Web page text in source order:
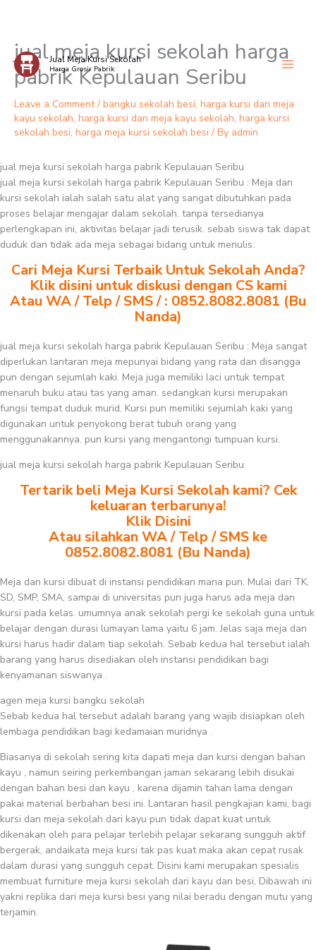
Skip
content
Jual Meja Kursi Sekolah
Harga Grosir Pabrik
jual meja kursi sekolah harga
pabrik Kepulauan Seribu
Leave a Comment / bangku sekolah besi, harga kursi dan meja
kayu sekolah, harga kursi dan meja kayu sekolah, harga kursi
sekolah besi, harga meja kursi sekolah besi / By admin
jual meja kursi sekolah harga pabrik Kepulauan Seribu
jual meja kursi sekolah harga pabrik Kepulauan Seribu : Meja dan
kursi sekolah ialah salah satu alat yang sangat dibutuhkan pada
proses belajar mengajar dalam sekolah. tanpa tersedianya
perlengkapan ini, aktivitas belajar jadi terusik. sebab siswa tak dapat
duduk dan tidak ada meja sebagai bidang untuk menulis.
Cari Meja Kursi Terbaik Untuk Sekolah Anda?
Klik disini untuk diskusi dengan CS kami
Atau WA / Telp / SMS / : 0852.8082.8081 (Bu
Nanda)
jual meja kursi sekolah harga pabrik Kepulauan Seribu : Meja sangat
diperlukan lantaran meja mepunyai bidang yang rata dan disangga
pun dengan sejumlah kaki. Meja juga memiliki laci untuk tempat
menaruh buku atau tas yang aman. sedangkan kursi merupakan
fungsi tempat duduk murid. Kursi pun memiliki sejumlah kaki yang
digunakan untuk penyokong berat tubuh orang yang
menggunakannya. pun kursi yang mengantongi tumpuan kursi.
jual meja kursi sekolah harga pabrik Kepulauan Seribu
Tertarik beli Meja Kursi Sekolah kami? Cek
keluaran terbarunya!
Klik Disini
Atau silahkan WA / Telp / SMS ke
0852.8082.8081 (Bu Nanda)
Meja dan kursi dibuat di instansi pendidikan mana pun. Mulai dari TK,
SD, SMP, SMA, sampai di universitas pun juga harus ada meja dan
kursi pada kelas. umumnya anak sekolah pergi ke sekolah guna untuk
belajar dengan durasi lumayan lama yaitu 6 jam. Jelas saja meja dan
kursi harus hadir dalam tiap sekolah. Sebab kedua hal tersebut ialah
barang yang harus disediakan oleh instansi pendidikan bagi
kenyamanan siswanya .
agen meja kursi bangku sekolah
Sebab kedua hal tersebut adalah barang yang wajib disiapkan oleh
lembaga pendidikan bagi kedamaian muridnya .
Biasanya di sekolah sering kita dapati meja dan kursi dengan bahan
kayu , namun seiring perkembangan jaman sekarang lebih disukai
dengan bahan besi dan kayu , karena dijamin tahan lama dengan
pakai material berbahan besi ini. Lantaran hasil pengkajian kami, bagi
kursi dan meja sekolah dari kayu pun tidak dapat kuat untuk
dikenakan oleh para pelajar terlebih pelajar sekarang sungguh aktif
bergerak, andaikata meja kursi tak pas kuat maka akan cepat rusak
dalam durasi yang sungguh cepat. Disini kami merupakan spesialis
membuat furniture meja kursi sekolah dari kayu dan besi, Dibawah ini
yakni replika dari meja kursi besi yang nilai beradu dengan mutu yang
terjamin.